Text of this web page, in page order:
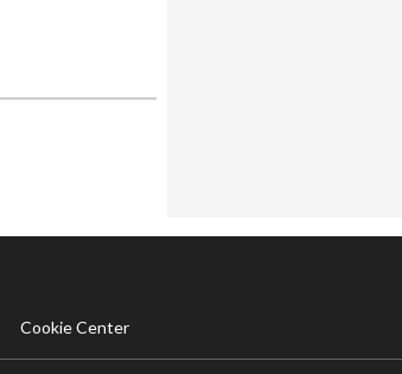
Cookie Center